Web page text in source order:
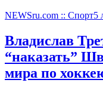
NEWSru.com :: Спорт5
Владислав
“наказать”
мира по